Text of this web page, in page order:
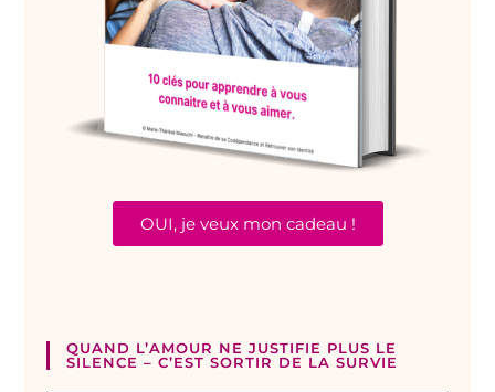
OUI, je veux mon cadeau !
QUAND L’AMOUR NE JUSTIFIE PLUS LE
SILENCE – C’EST SORTIR DE LA SURVIE